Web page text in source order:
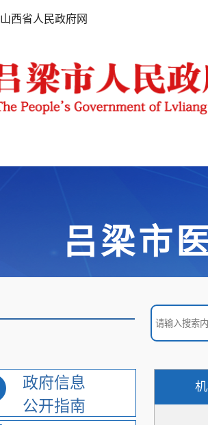
山西省人民政府网
吕梁市
政府信息
公开指南